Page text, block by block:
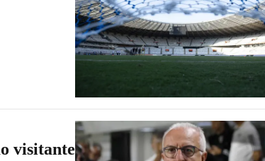
visitante